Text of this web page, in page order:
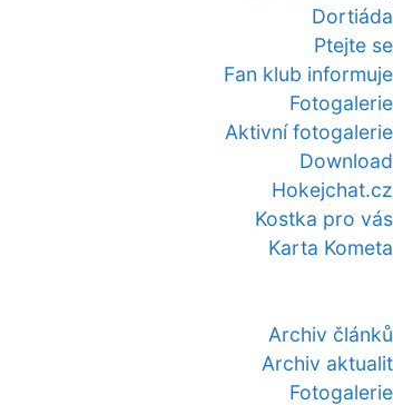
Dortiáda
Ptejte se
Fan klub informuje
Fotogalerie
Aktivní fotogalerie
Download
Hokejchat.cz
Kostka pro vás
Karta Kometa
Archiv článků
Archiv aktualit
Fotogalerie